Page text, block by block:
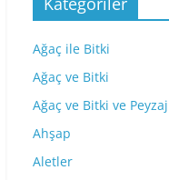
Ağaç ile Bitki
Ağaç ve Bitki
Ağaç ve Bitki ve Peyzaj
Ahşap
Aletler